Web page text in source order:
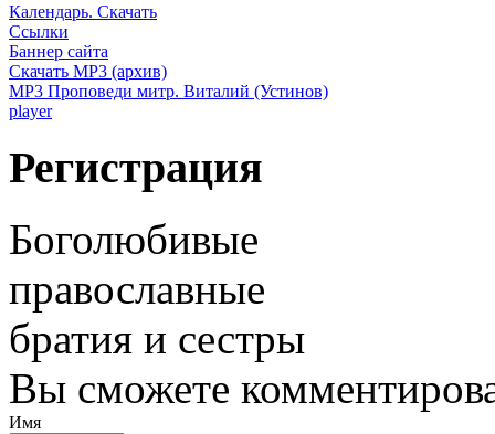
Календарь. Скачать
Ссылки
Баннер сайта
Скачать MP3 (архив)
MP3 Проповеди митр. Виталий (Устинов)
player
Регистрация
Боголюбивые
православные
братия и сестры
Вы сможете
Имя